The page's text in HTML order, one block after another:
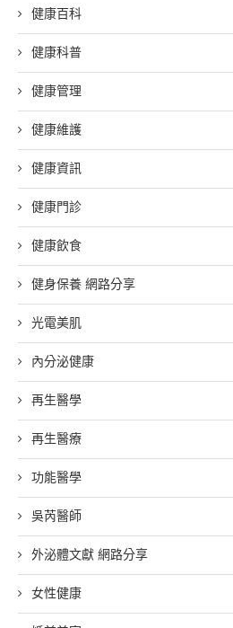
健康百科
健康科普
健康管理
健康維護
健康資訊
健康門診
健康飲食
健身保養 網路分享
光電美肌
內分泌健康
再生醫學
再生醫療
功能醫學
吳芮醫師
外泌體文獻 網路分享
女性健康